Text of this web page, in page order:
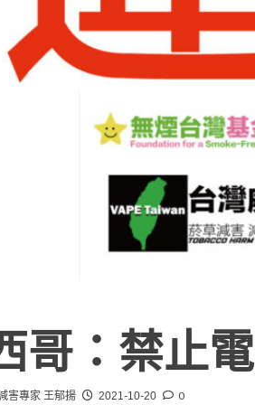
哥：禁止
害專家 王郁揚 2021-10-20 0